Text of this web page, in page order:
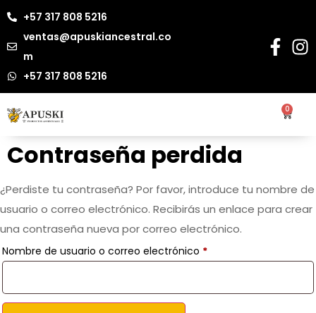
+57 317 808 5216
ventas@apuskiancestral.co
m
+57 317 808 5216
0
Contraseña perdida
¿Perdiste tu contraseña? Por favor, introduce tu nombre de
usuario o correo electrónico. Recibirás un enlace para crear
una contraseña nueva por correo electrónico.
Nombre de usuario o correo electrónico *